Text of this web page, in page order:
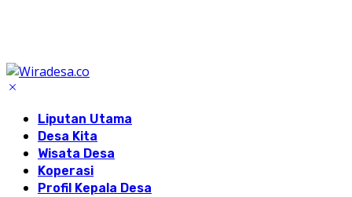
Liputan Utama
Desa Kita
Wisata Desa
Koperasi
Profil Kepala Desa